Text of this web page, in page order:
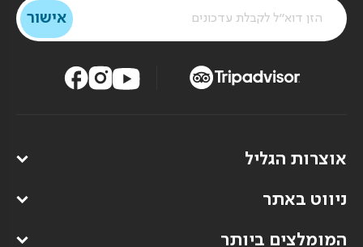
אוצרות הגליל
ניווט באתר
המומלצים ביותר